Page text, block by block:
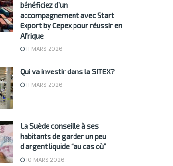
bénéficiez d’un
accompagnement avec Start
Export by Cepex pour réussir en
Afrique
11 MARS 2026
Qui va investir dans la SITEX?
11 MARS 2026
La Suède conseille à ses
habitants de garder un peu
d’argent liquide “au cas où”
10 MARS 2026